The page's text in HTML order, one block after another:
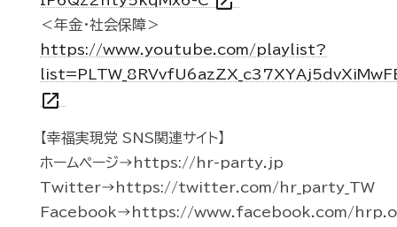
＜年金・社会保障＞
https://www.youtube.com/playlist?
open_in_new
【幸福実現党 SNS関連サイト】
ホームページ→https://hr-party.jp
Twitter→https://twitter.com/hr_party_TW
Facebook→https://www.facebook.com/